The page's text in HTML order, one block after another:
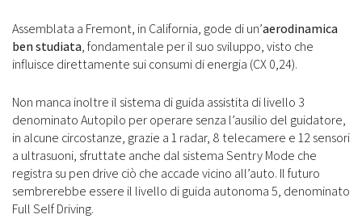
Assemblata a Fremont, in California, gode di un’aerodinamica
ben studiata, fondamentale per il suo sviluppo, visto che
influisce direttamente sui consumi di energia (CX 0,24).
Non manca inoltre il sistema di guida assistita di livello 3
denominato Autopilo per operare senza l’ausilio del guidatore,
in alcune circostanze, grazie a 1 radar, 8 telecamere e 12 sensori
a ultrasuoni, sfruttate anche dal sistema Sentry Mode che
registra su pen drive ciò che accade vicino all’auto. Il futuro
sembrerebbe essere il livello di guida autonoma 5, denominato
Full Self Driving.